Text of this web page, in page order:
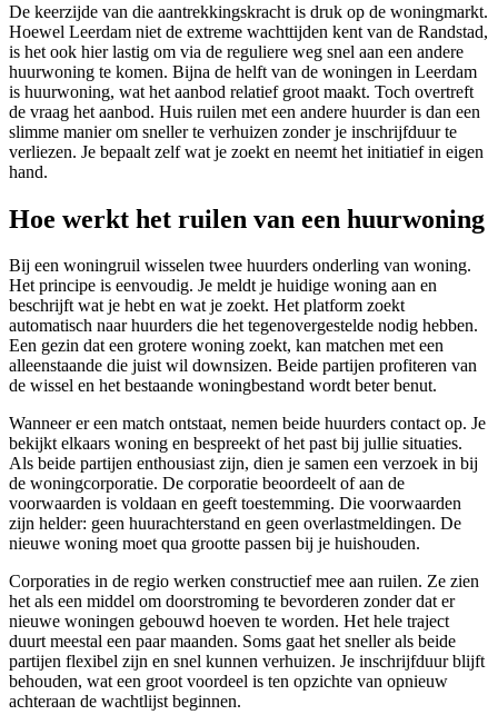
De keerzijde van die aantrekkingskracht is druk op de woningmarkt.
Hoewel Leerdam niet de extreme wachttijden kent van de Randstad,
is het ook hier lastig om via de reguliere weg snel aan een andere
huurwoning te komen. Bijna de helft van de woningen in Leerdam
is huurwoning, wat het aanbod relatief groot maakt. Toch overtreft
de vraag het aanbod. Huis ruilen met een andere huurder is dan een
slimme manier om sneller te verhuizen zonder je inschrijfduur te
verliezen. Je bepaalt zelf wat je zoekt en neemt het initiatief in eigen
hand.
Hoe werkt het ruilen van een huurwoning
Bij een woningruil wisselen twee huurders onderling van woning.
Het principe is eenvoudig. Je meldt je huidige woning aan en
beschrijft wat je hebt en wat je zoekt. Het platform zoekt
automatisch naar huurders die het tegenovergestelde nodig hebben.
Een gezin dat een grotere woning zoekt, kan matchen met een
alleenstaande die juist wil downsizen. Beide partijen profiteren van
de wissel en het bestaande woningbestand wordt beter benut.
Wanneer er een match ontstaat, nemen beide huurders contact op. Je
bekijkt elkaars woning en bespreekt of het past bij jullie situaties.
Als beide partijen enthousiast zijn, dien je samen een verzoek in bij
de woningcorporatie. De corporatie beoordeelt of aan de
voorwaarden is voldaan en geeft toestemming. Die voorwaarden
zijn helder: geen huurachterstand en geen overlastmeldingen. De
nieuwe woning moet qua grootte passen bij je huishouden.
Corporaties in de regio werken constructief mee aan ruilen. Ze zien
het als een middel om doorstroming te bevorderen zonder dat er
nieuwe woningen gebouwd hoeven te worden. Het hele traject
duurt meestal een paar maanden. Soms gaat het sneller als beide
partijen flexibel zijn en snel kunnen verhuizen. Je inschrijfduur blijft
behouden, wat een groot voordeel is ten opzichte van opnieuw
achteraan de wachtlijst beginnen.